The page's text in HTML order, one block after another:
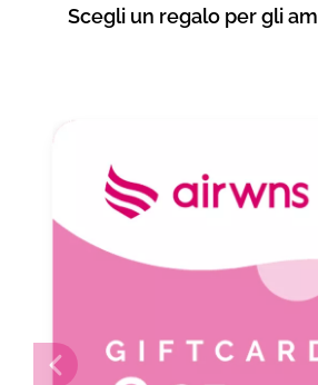
Scegli un regalo per gli